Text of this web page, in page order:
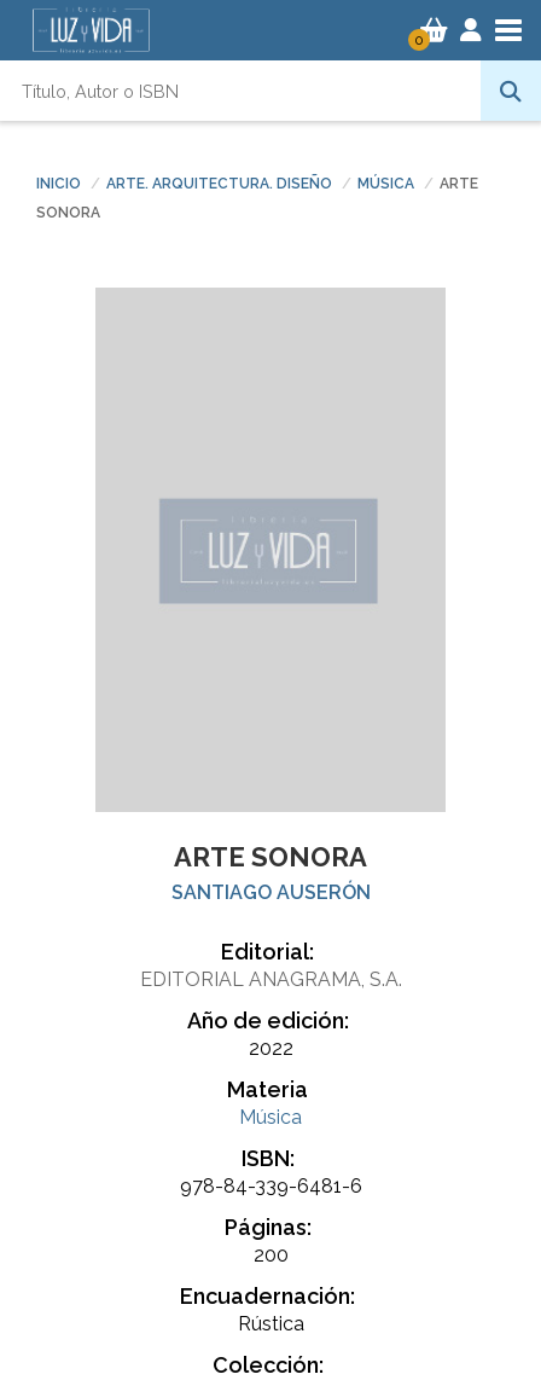
0
INICIO ARTE. ARQUITECTURA. DISEÑO MÚSICA
ARTE
SONORA
ARTE SONORA
SANTIAGO AUSERÓN
Editorial:
EDITORIAL ANAGRAMA, S.A.
Año de edición:
2022
Materia
Música
ISBN:
978-84-339-6481-6
Páginas:
200
Encuadernación:
Rústica
Colección: